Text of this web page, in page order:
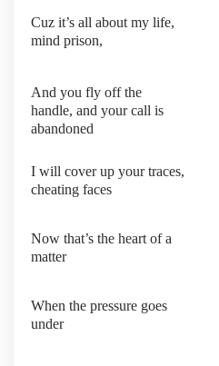
Cuz it’s all about my life,
mind prison,
And you fly off the
handle, and your call is
abandoned
I will cover up your traces,
cheating faces
Now that’s the heart of a
matter
When the pressure goes
under